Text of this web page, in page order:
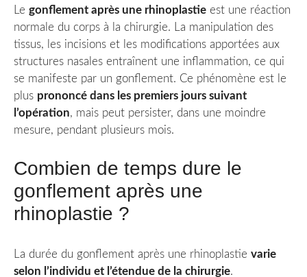
Le gonflement après une rhinoplastie est une réaction
normale du corps à la chirurgie. La manipulation des
tissus, les incisions et les modifications apportées aux
structures nasales entraînent une inflammation, ce qui
se manifeste par un gonflement. Ce phénomène est le
plus prononcé dans les premiers jours suivant
l’opération, mais peut persister, dans une moindre
mesure, pendant plusieurs mois.
Combien de temps dure le
gonflement après une
rhinoplastie ?
La durée du gonflement après une rhinoplastie varie
selon l’individu et l’étendue de la chirurgie.